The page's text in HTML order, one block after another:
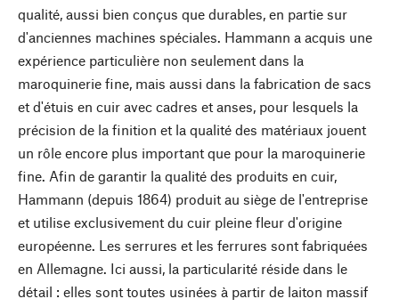
qualité, aussi bien conçus que durables, en partie sur
d'anciennes machines spéciales. Hammann a acquis une
expérience particulière non seulement dans la
maroquinerie fine, mais aussi dans la fabrication de sacs
et d'étuis en cuir avec cadres et anses, pour lesquels la
précision de la finition et la qualité des matériaux jouent
un rôle encore plus important que pour la maroquinerie
fine. Afin de garantir la qualité des produits en cuir,
Hammann (depuis 1864) produit au siège de l'entreprise
et utilise exclusivement du cuir pleine fleur d'origine
européenne. Les serrures et les ferrures sont fabriquées
en Allemagne. Ici aussi, la particularité réside dans le
détail : elles sont toutes usinées à partir de laiton massif